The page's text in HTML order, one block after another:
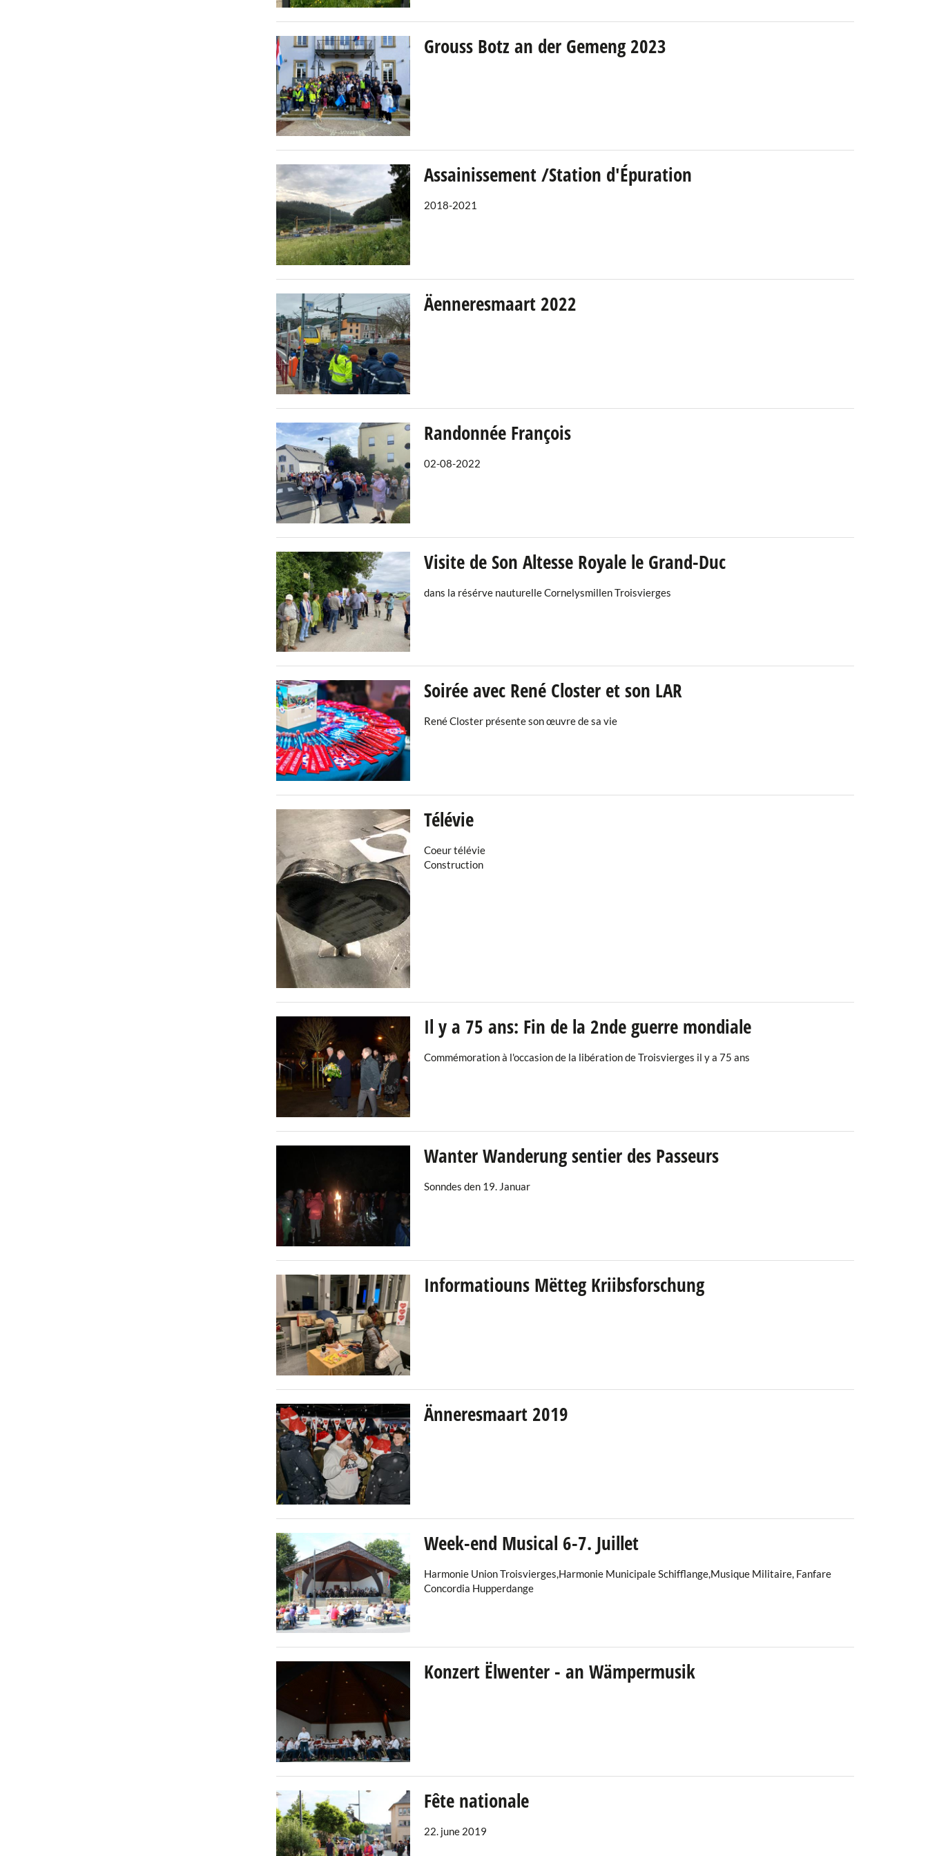
Grouss Botz an der Gemeng 2023
Assainissement /Station d'Épuration
2018-2021
Äenneresmaart 2022
Randonnée François
02-08-2022
Visite de Son Altesse Royale le Grand-Duc
dans la résérve nauturelle Cornelysmillen Troisvierges
Soirée avec René Closter et son LAR
René Closter présente son œuvre de sa vie
Télévie
Coeur télévie
Construction
Il y a 75 ans: Fin de la 2nde guerre mondiale
Commémoration à l'occasion de la libération de Troisvierges il y a 75 ans
Wanter Wanderung sentier des Passeurs
Sonndes den 19. Januar
Informatiouns Mëtteg Kriibsforschung
Änneresmaart 2019
Week-end Musical 6-7. Juillet
Harmonie Union Troisvierges,Harmonie Municipale Schifflange,Musique Militaire, Fanfare
Concordia Hupperdange
Konzert Ëlwenter - an Wämpermusik
Fête nationale
22. june 2019